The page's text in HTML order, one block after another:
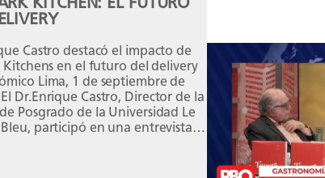
Castro destacó el impacto de
Kitchens en el futuro del delivery
Lima, 1 de septiembre de
Dr.Enrique Castro, Director de la
Posgrado de la Universidad Le
participó en una entrevista